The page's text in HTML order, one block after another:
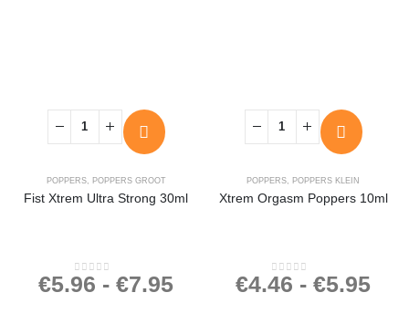
POPPERS, POPPERS GROOT
Fist Xtrem Ultra Strong 30ml
0out of 5
€5.96 - €7.95
POPPERS POPPERS KLEIN
Xtrem Orgasm Poppers 10ml
0 out of 5
€4.46 - €5.95